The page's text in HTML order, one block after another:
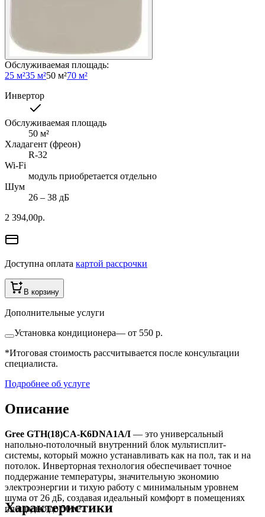
Обслуживаемая площадь:
25 м²35 м²50 м²70 м²
Инвертор
Обслуживаемая площадь
50 м²
Хладагент (фреон)
R-32
Wi-Fi
модуль приобретается отдельно
Шум
26 ‒ 38 дБ
2 394,00р.
Доступна оплата картой рассрочки
В корзину
Дополнительные услуги
Установка кондиционера— от 550 р.
*Итоговая стоимость рассчитывается после консультации
специалиста.
Подробнее об услуге
Описание
Gree GTH(18)CA-K6DNA1A/I — это универсальный
напольно-потолочный внутренний блок мультисплит-
системы, который можно устанавливать как на пол, так и на
потолок. Инверторная технология обеспечивает точное
поддержание температуры, значительную экономию
электроэнергии и тихую работу с минимальным уровнем
шума от 26 дБ, создавая идеальный комфорт в помещениях
площадью до 50 м².
Характеристики